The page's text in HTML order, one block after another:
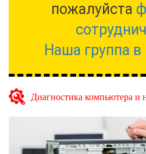
пожалуйста
Наша группа
Диагностика компьютера и